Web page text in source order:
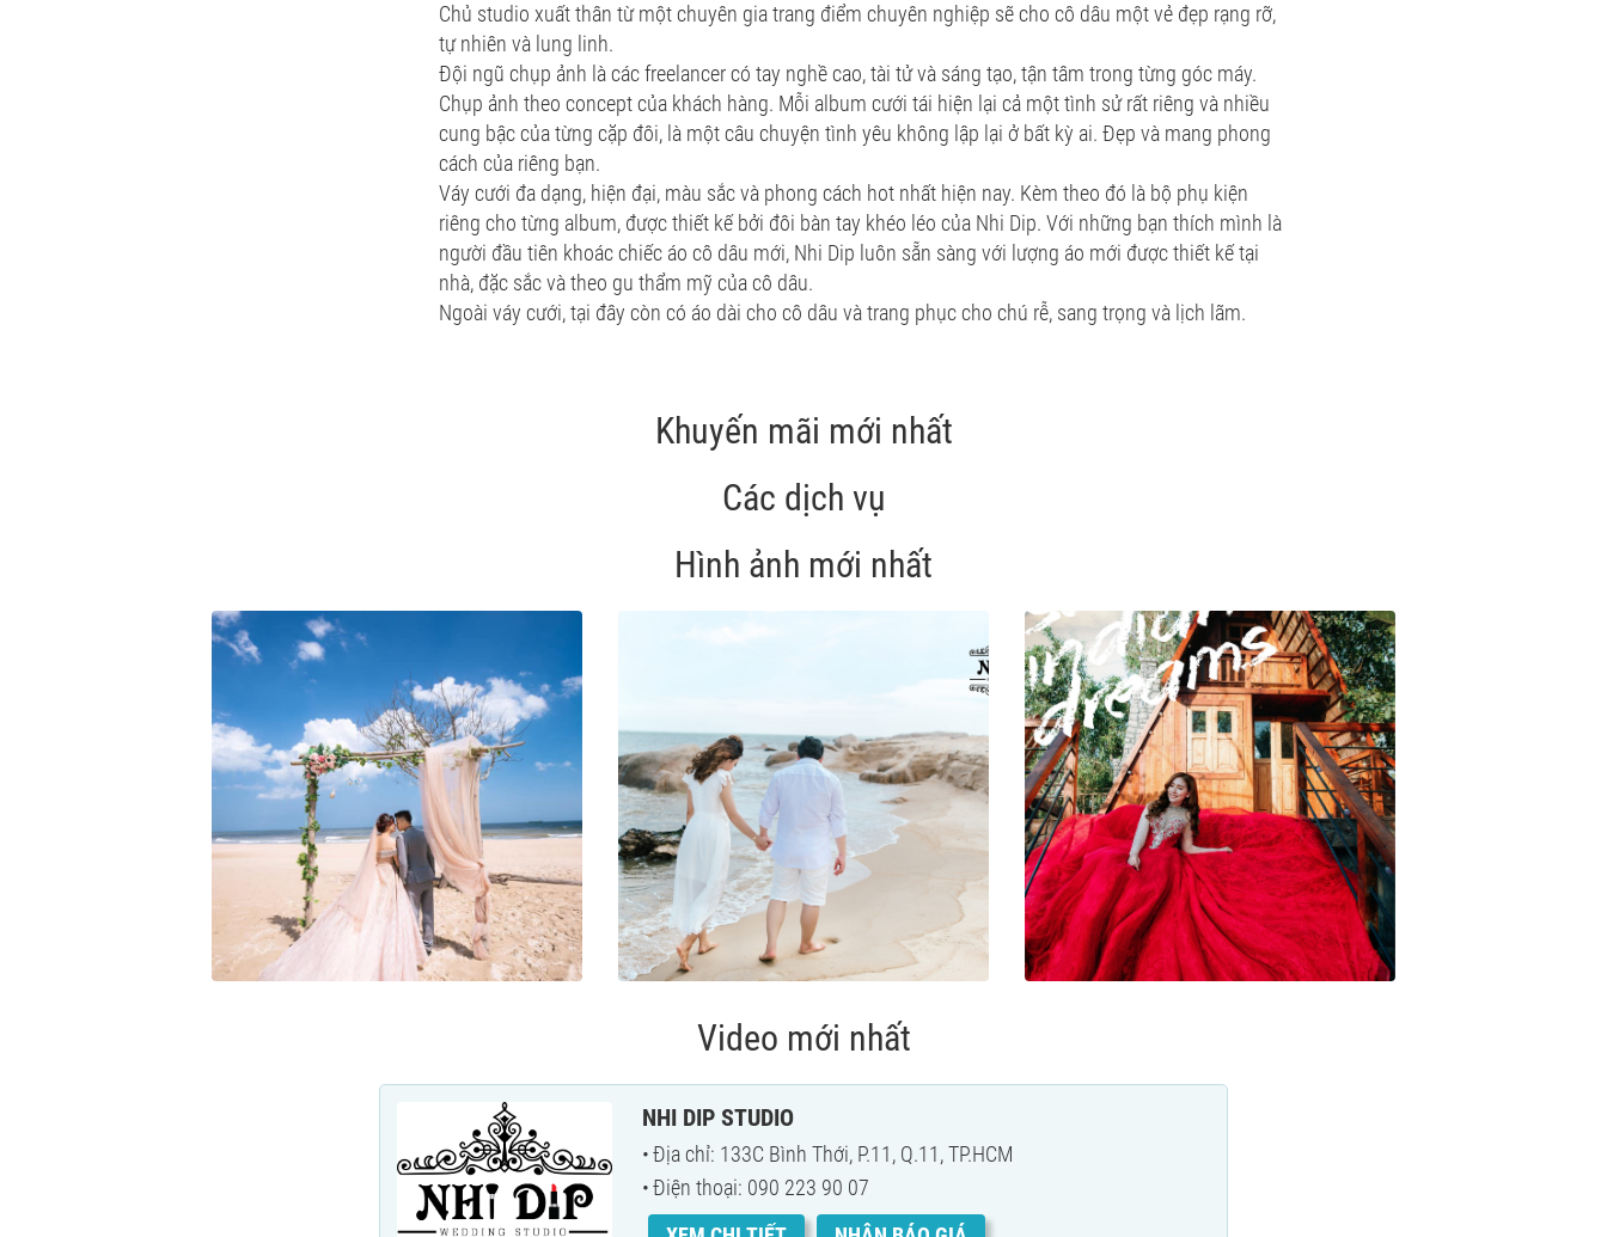
Chủ studio xuất thân từ một chuyên gia trang điểm chuyên nghiệp sẽ cho cô dâu một vẻ đẹp rạng rỡ,
tự nhiên và lung linh.
Đội ngũ chụp ảnh là các freelancer có tay nghề cao, tài tử và sáng tạo, tận tâm trong từng góc máy.
Chụp ảnh theo concept của khách hàng. Mỗi album cưới tái hiện lại cả một tình sử rất riêng và nhiều
cung bậc của từng cặp đôi, là một câu chuyện tình yêu không lập lại ở bất kỳ ai. Đẹp và mang phong
cách của riêng bạn.
Váy cưới đa dạng, hiện đại, màu sắc và phong cách hot nhất hiện nay. Kèm theo đó là bộ phụ kiện
riêng cho từng album, được thiết kế bởi đôi bàn tay khéo léo của Nhi Dip. Với những bạn thích mình là
người đầu tiên khoác chiếc áo cô dâu mới, Nhi Dip luôn sẵn sàng với lượng áo mới được thiết kế tại
nhà, đặc sắc và theo gu thẩm mỹ của cô dâu.
Ngoài váy cưới, tại đây còn có áo dài cho cô dâu và trang phục cho chú rễ, sang trọng và lịch lãm.
Khuyến mãi mới nhất
Các dịch vụ
Hình ảnh mới nhất
Video mới nhất
NHI DIP STUDIO
Địa chỉ: 133C Bình Thới, P.11, Q.11, TP.HCM
Điện thoại: 090 223 90 07